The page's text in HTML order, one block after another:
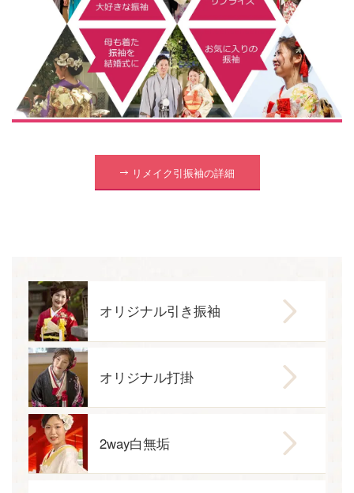
リメイク引振袖の詳細
オリジナル引き振袖
オリジナル打掛
2way白無垢